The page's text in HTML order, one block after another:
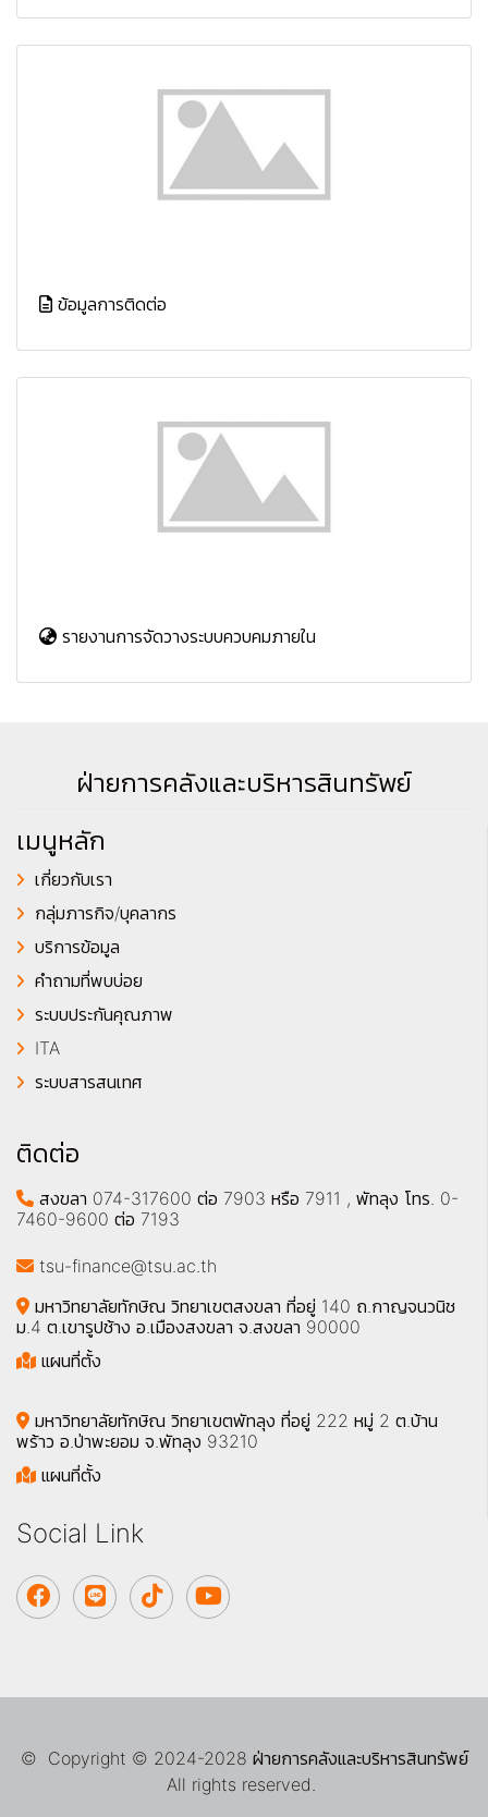
ข้อมูลการติดต่อ
รายงานการจัดวางระบบควบคมภายใน
ฝ่ายการคลังและบริหารสินทรัพย์
เมนูหลัก
เกี่ยวกับเรา
กลุ่มภารกิจ/บุคลากร
บริการข้อมูล
คำถามที่พบบ่อย
ระบบประกันคุณภาพ
ITA
ระบบสารสนเทศ
ติดต่อ
สงขลา 074-317600 ต่อ 7903 หรือ 7911 , พัทลุง โทร. 0-
7460-9600 ต่อ 7193
tsu-finance@tsu.ac.th
มหาวิทยาลัยทักษิณ วิทยาเขตสงขลา ที่อยู่ 140 ถ.กาญจนวนิช
ม.4 ต.เขารูปช้าง อ.เมืองสงขลา จ.สงขลา 90000
แผนที่ตั้ง
มหาวิทยาลัยทักษิณ วิทยาเขตพัทลุง ที่อยู่ 222 หมู่ 2 ต.บ้าน
พร้าว อ.ป่าพะยอม จ.พัทลุง 93210
แผนที่ตั้ง
Social Link
© Copyright © 2024-2028 ฝ่ายการคลังและบริหารสินทรัพย์
All rights reserved.